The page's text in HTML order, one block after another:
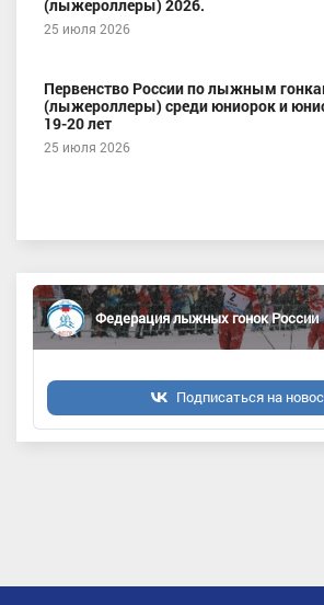
(лыжероллеры) 2026.
25 июля 2026
Первенство России по лыжным
(лыжероллеры) среди юниорок и
19-20 лет
25 июля 2026
Федерация лыжных гонок России
Подписаться на